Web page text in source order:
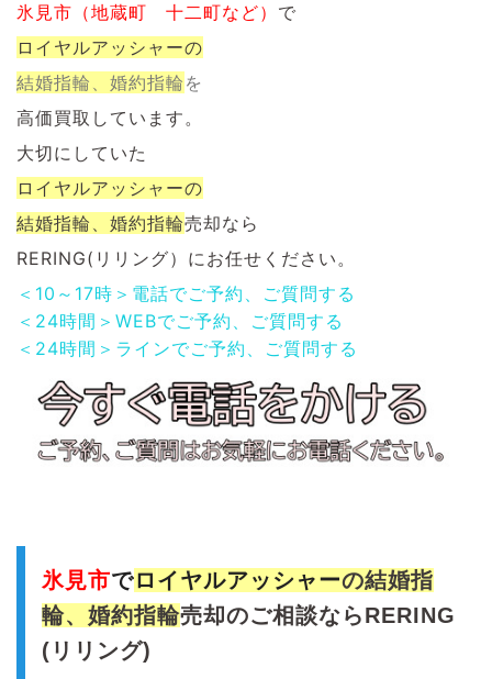
氷見市（地蔵町 十二町など） で
ロイヤルアッシャーの
結婚指輪、婚約指輪 を
高価買取しています。
大切にしていた
ロイヤルアッシャーの
結婚指輪、婚約指輪売却なら
RERING(リリング）にお任せください。
＜10～17時＞電話でご予約、ご質問する
＜24時間＞WEBでご予約、ご質問する
＜24時間＞ラインでご予約、ご質問する
氷見市でロイヤルアッシャーの結婚指
輪、婚約指輪売却のご相談ならRERING
(リリング)